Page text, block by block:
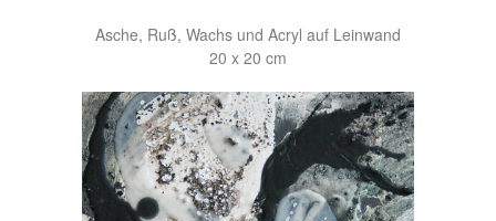
Asche, Ruß, Wachs und Acryl auf Leinwand
20 x 20 cm